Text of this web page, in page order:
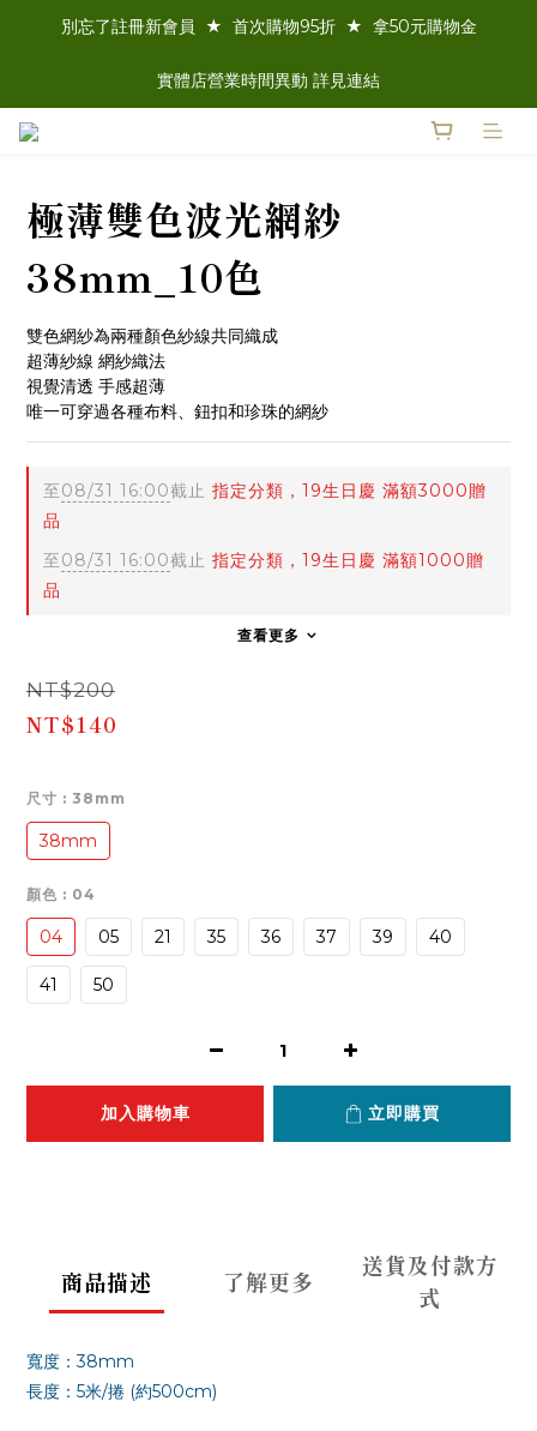
別忘了註冊新會員  ★  首次購物95折  ★  拿50元購物金
實體店營業時間異動 詳見連結
極薄雙色波光網紗
38mm_10色
雙色網紗為兩種顏色紗線共同織成
超薄紗線 網紗織法
視覺清透 手感超薄
唯一可穿過各種布料、鈕扣和珍珠的網紗
至08/31 16:00截止 指定分類，19生日慶 滿額3000贈
品
至08/31 16:00截止 指定分類，19生日慶 滿額1000贈
品
查看更多
NT$200
NT$140
尺寸 : 38mm
38mm
顏色 : 04
04 05 21 35 36 37 39 40
41 50
加入購物車 立即購買
商品描述 了解更多
送貨及付款方
式
寬度：38mm
長度：5米/捲 (約500cm)